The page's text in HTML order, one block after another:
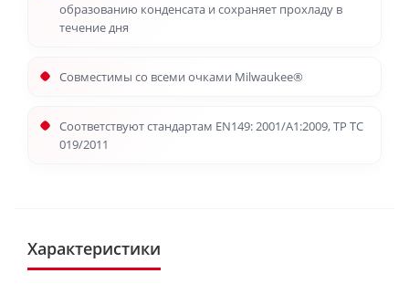
образованию конденсата и сохраняет прохладу в
течение дня
Совместимы со всеми очками Milwaukee®
Соответствуют стандартам EN149: 2001/A1:2009, ТР ТС
019/2011
Характеристики